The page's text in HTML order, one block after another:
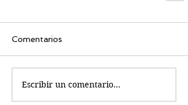
Comentarios
Escribir un comentario...